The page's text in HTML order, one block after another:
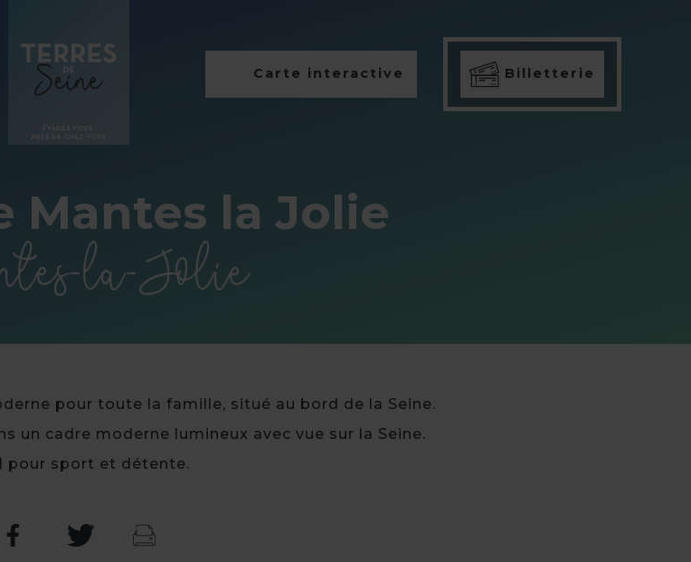
Carte interactive Billetterie
Mantes la Jolie
la-Jolie
pour toute la famille, situé au bord de la Seine.
un cadre moderne lumineux avec vue sur la Seine.
pour sport et détente.